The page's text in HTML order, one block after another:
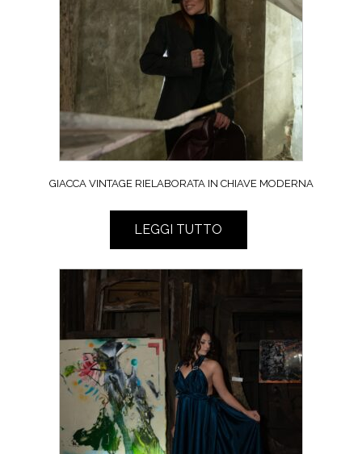
GIACCA VINTAGE RIELABORATA IN CHIAVE MODERNA
LEGGI TUTTO